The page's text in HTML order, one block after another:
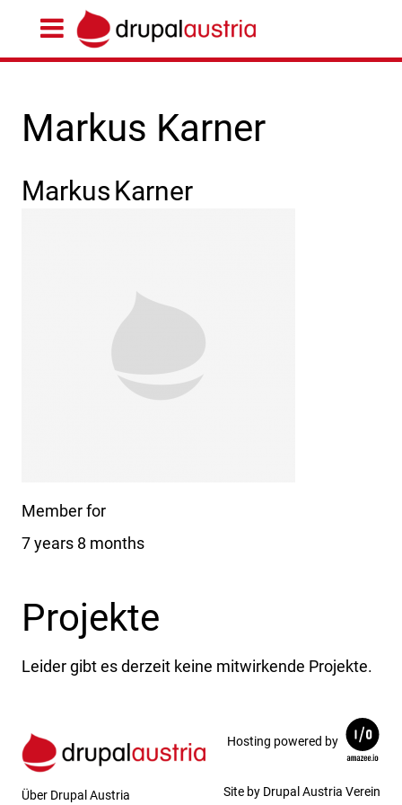
Markus Karner
Markus Karner
Member for
7 years 8 months
Projekte
Leider gibt es derzeit keine mitwirkende Projekte.
Über Drupal Austria
Hosting powered by
Site by Drupal Austria Verein